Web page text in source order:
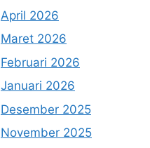
April 2026
Maret 2026
Februari 2026
Januari 2026
Desember 2025
November 2025